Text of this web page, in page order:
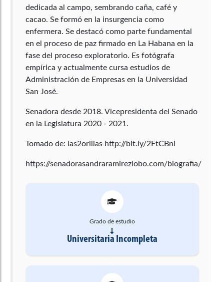
dedicada al campo, sembrando caña, café y
cacao. Se formó en la insurgencia como
enfermera. Se destacó como parte fundamental
en el proceso de paz firmado en La Habana en la
fase del proceso exploratorio. Es fotógrafa
empírica y actualmente cursa estudios de
Administración de Empresas en la Universidad
San José.
Senadora desde 2018. Vicepresidenta del Senado
en la Legislatura 2020 - 2021.
Tomado de: las2orillas http://bit.ly/2FtCBni
https://senadorasandraramirezlobo.com/biografia/
Grado de estudio
Universitaria Incompleta